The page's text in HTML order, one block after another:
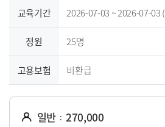
교육기간 2026-07-03 ~ 2026-07-03 (
정원 25명
고용보험 비환급
일반 : 270,000